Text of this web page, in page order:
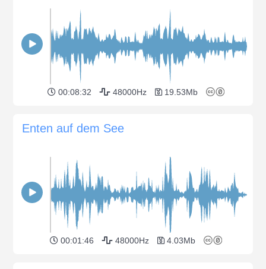
00:08:32 48000Hz 19.53Mb
Enten auf dem See
00:01:46 48000Hz 4.03Mb